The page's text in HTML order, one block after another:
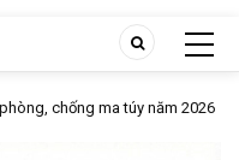
chống ma túy năm 2026